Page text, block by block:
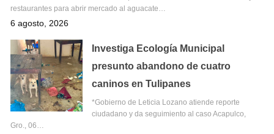
restaurantes para abrir mercado al aguacate…
6 agosto, 2026
Investiga Ecología Municipal
presunto abandono de cuatro
caninos en Tulipanes
*Gobierno de Leticia Lozano atiende reporte
ciudadano y da seguimiento al caso Acapulco,
Gro., 06…